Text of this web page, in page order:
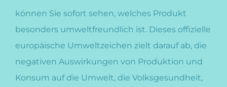
können Sie sofort sehen, welches Produkt
besonders umweltfreundlich ist. Dieses offizielle
europäische Umweltzeichen zielt darauf ab, die
negativen Auswirkungen von Produktion und
Konsum auf die Umwelt, die Volksgesundheit,